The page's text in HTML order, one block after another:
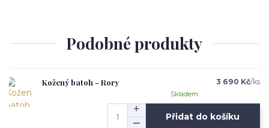
Podobné produkty
Kožený batoh - Rory 3 690 Kč/ks
Skladem
Přidat do košíku